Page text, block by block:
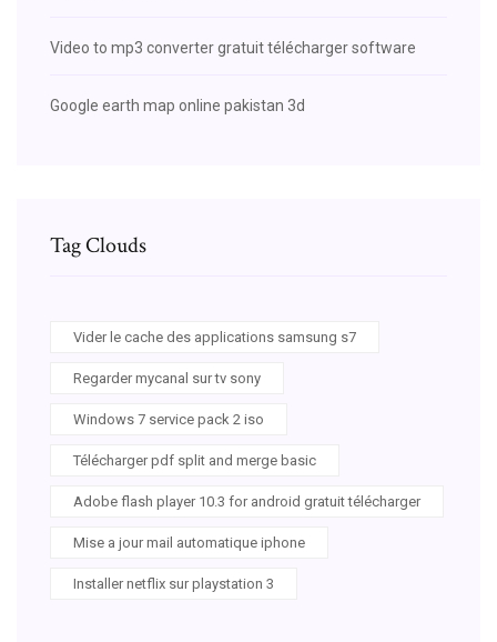
Video to mp3 converter gratuit télécharger software
Google earth map online pakistan 3d
Tag Clouds
Vider le cache des applications samsung s7
Regarder mycanal sur tv sony
Windows 7 service pack 2 iso
Télécharger pdf split and merge basic
Adobe flash player 10.3 for android gratuit télécharger
Mise a jour mail automatique iphone
Installer netflix sur playstation 3